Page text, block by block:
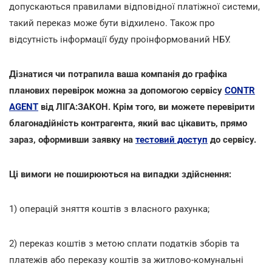
допускаються правилами відповідної платіжної системи,
такий переказ може бути відхилено. Також про
відсутність інформації буду проінформований НБУ.
Дізнатися чи потрапила ваша компанія до графіка
планових перевірок можна за допомогою сервісу CONTR
AGENT від ЛІГА:ЗАКОН. Крім того, ви можете перевірити
благонадійність контрагента, який вас цікавить, прямо
зараз, оформивши заявку на тестовий доступ до сервісу.
Ці вимоги не поширюються на випадки здійснення:
1) операцій зняття коштів з власного рахунка;
2) переказ коштів з метою сплати податків зборів та
платежів або переказу коштів за житлово-комунальні